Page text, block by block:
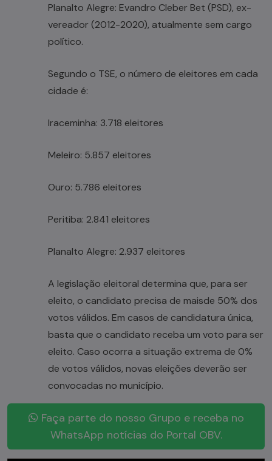
Planalto Alegre: Evandro Cleber Bet (PSD), ex-
vereador (2012-2020), atualmente sem cargo
político.
Segundo o TSE, o número de eleitores em cada
cidade é:
Iraceminha: 3.718 eleitores
Meleiro: 5.857 eleitores
Ouro: 5.786 eleitores
Peritiba: 2.841 eleitores
Planalto Alegre: 2.937 eleitores
A legislação eleitoral determina que, para ser
eleito, o candidato precisa de maisde 50% dos
votos válidos. Em casos de candidatura única,
basta que o candidato receba um voto para ser
eleito. Caso ocorra a situação extrema de 0%
de votos válidos, novas eleições deverão ser
convocadas no município.
Faça parte do nosso Grupo e receba no
WhatsApp notícias do Portal OBV.